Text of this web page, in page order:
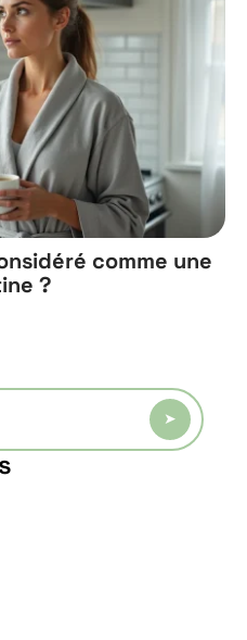
comme une
?